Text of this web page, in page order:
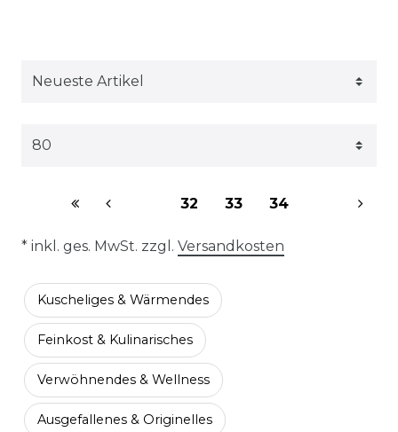
32 33 34
* inkl. ges. MwSt. zzgl. Versandkosten
Kuscheliges & Wärmendes
Feinkost & Kulinarisches
Verwöhnendes & Wellness
Ausgefallenes & Originelles